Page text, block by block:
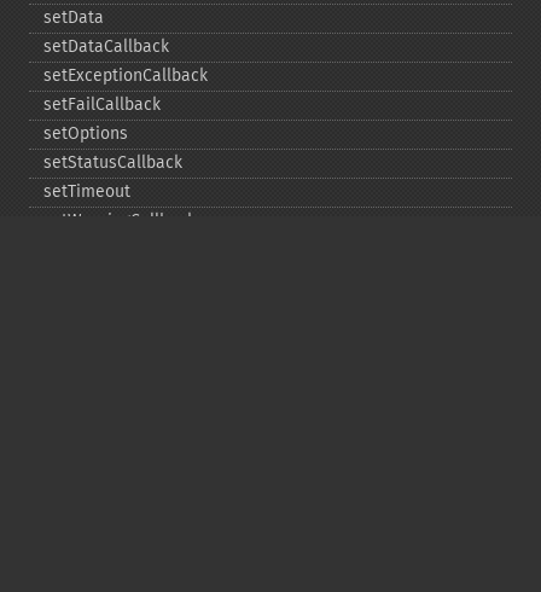
setData
setDataCallback
setExceptionCallback
setFailCallback
setOptions
setStatusCallback
setTimeout
setWarningCallback